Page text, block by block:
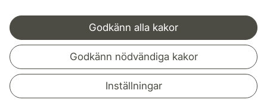
Godkänn alla kakor
Godkänn nödvändiga kakor
Inställningar
Samarbeten och nätverk